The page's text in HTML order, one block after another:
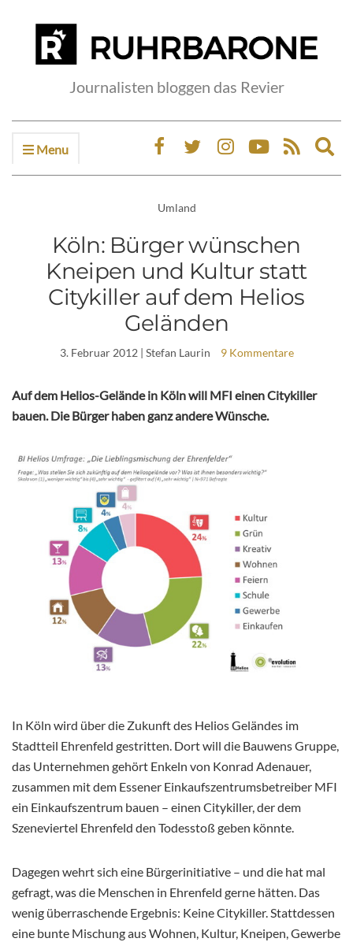
Journalisten bloggen das Revier
Menu
Umland
Köln: Bürger wünschen
Kneipen und Kultur statt
Citykiller auf dem Helios
Geländen
3. Februar 2012| Stefan Laurin 9 Kommentare
Auf dem Helios-Gelände in Köln will MFI einen Citykiller
bauen. Die Bürger haben ganz andere Wünsche.
In Köln wird über die Zukunft des Helios Geländes im
Stadtteil Ehrenfeld gestritten. Dort will die Bauwens Gruppe,
das Unternehmen gehört Enkeln von Konrad Adenauer,
zusammen mit dem Essener Einkaufszentrumsbetreiber MFI
ein Einkaufszentrum bauen – einen Citykiller, der dem
Szeneviertel Ehrenfeld den Todesstoß geben könnte.
Dagegen wehrt sich eine Bürgerinitiative – und die hat mal
gefragt, was die Menschen in Ehrenfeld gerne hätten. Das
wenig überraschende Ergebnis: Keine Citykiller. Stattdessen
eine bunte Mischung aus Wohnen, Kultur, Kneipen, Gewerbe